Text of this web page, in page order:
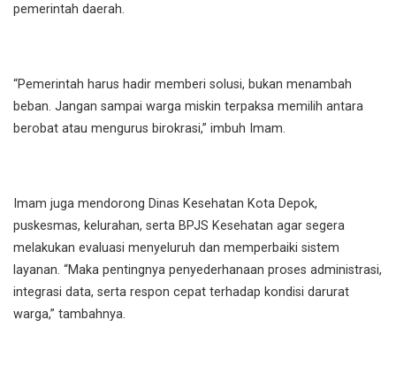
pemerintah daerah.
“Pemerintah harus hadir memberi solusi, bukan menambah
beban. Jangan sampai warga miskin terpaksa memilih antara
berobat atau mengurus birokrasi,” imbuh Imam.
Imam juga mendorong Dinas Kesehatan Kota Depok,
puskesmas, kelurahan, serta BPJS Kesehatan agar segera
melakukan evaluasi menyeluruh dan memperbaiki sistem
layanan. “Maka pentingnya penyederhanaan proses administrasi,
integrasi data, serta respon cepat terhadap kondisi darurat
warga,” tambahnya.